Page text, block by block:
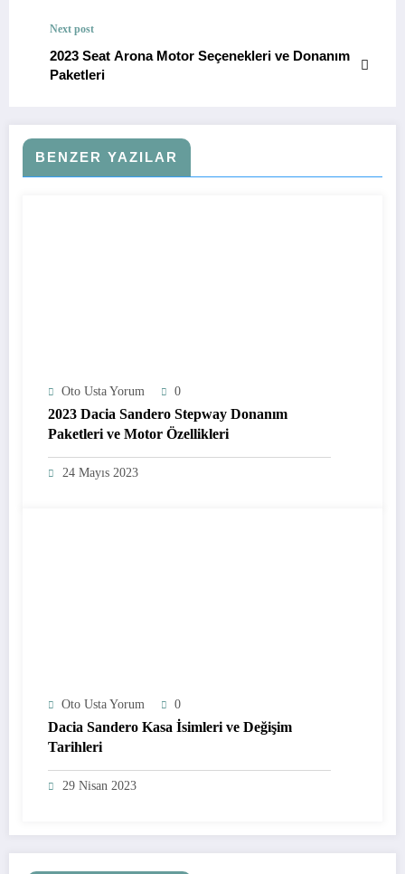
Next post
2023 Seat Arona Motor Seçenekleri ve Donanım
Paketleri
BENZER YAZILAR
Oto Usta Yorum 0
2023 Dacia Sandero Stepway Donanım
Paketleri ve Motor Özellikleri
24 Mayıs 2023
Oto Usta Yorum 0
Dacia Sandero Kasa İsimleri ve Değişim
Tarihleri
29 Nisan 2023